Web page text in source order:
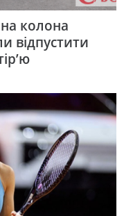
колона
відпустити